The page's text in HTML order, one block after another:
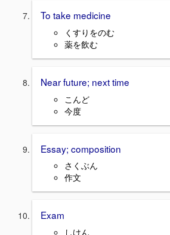
To take medicine
くすりをのむ
薬を飲む
Near future; next time
こんど
今度
Essay; composition
さくぶん
作文
Exam
しけん